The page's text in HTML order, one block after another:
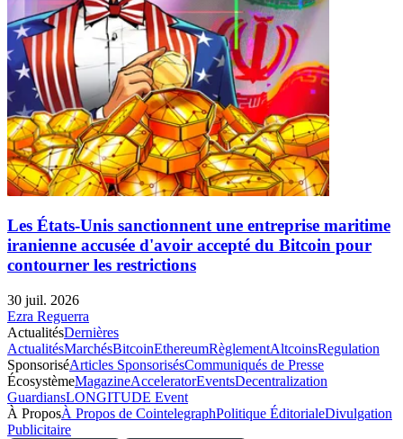
Les États-Unis sanctionnent une entreprise maritime
iranienne accusée d'avoir accepté du Bitcoin pour
contourner les restrictions
30 juil. 2026
Ezra Reguerra
ActualitésDernières
ActualitésMarchésBitcoinEthereumRèglementAltcoinsRegulation
SponsoriséArticles SponsorisésCommuniqués de Presse
ÉcosystèmeMagazineAcceleratorEventsDecentralization
GuardiansLONGITUDE Event
À ProposÀ Propos de CointelegraphPolitique ÉditorialeDivulgation
Publicitaire